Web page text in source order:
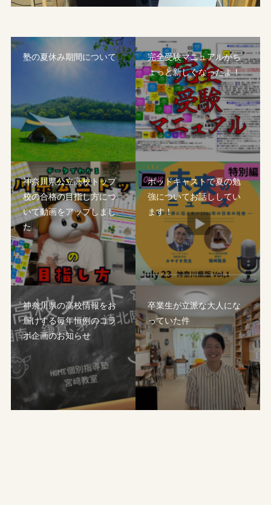
塾の夏休み期間について
完全受験マニュアルがち
ょっと新しくなったよ！
神奈川県公立高校トップ
校の合格の目指し方につ
いて動画をアップしまし
た
ポッドキャストで夏の勉
強についてお話ししてい
ます！
神奈川県の高校情報をお
届けする毎年恒例のコラ
ボ企画のお知らせ
卒業生が立派な大人にな
っていた件